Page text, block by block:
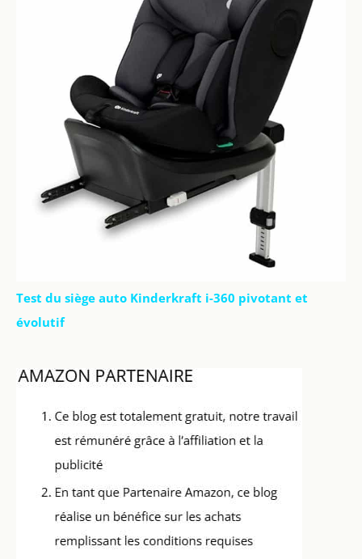
Test du siège auto Kinderkraft i-360 pivotant et
évolutif